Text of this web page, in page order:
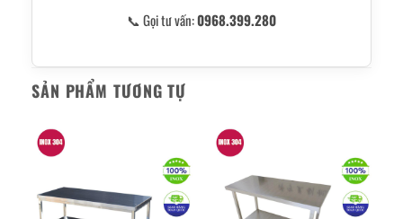
📞 Gọi tư vấn:0968.399.280
SẢN PHẨM TƯƠNG TỰ